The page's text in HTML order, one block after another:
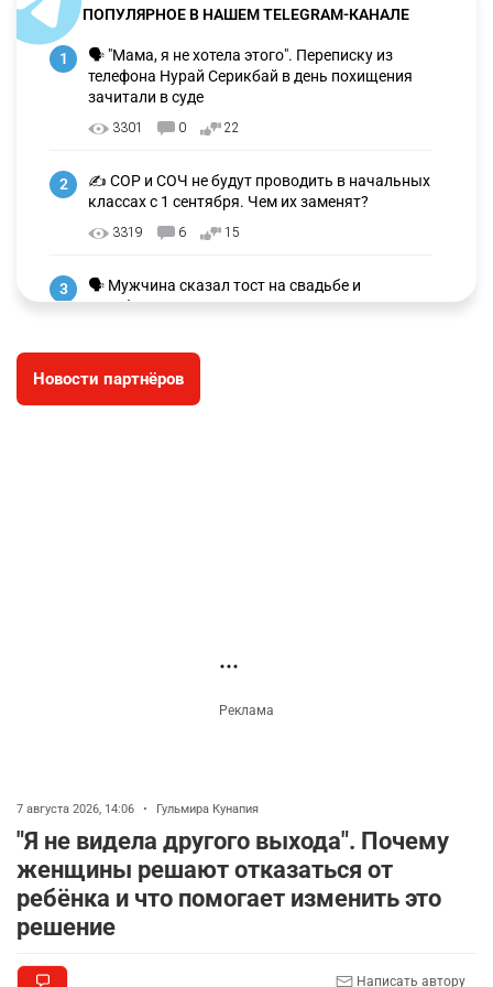
🗣 "Мама, я не хотела этого". Переписку из
телефона Нурай Серикбай в день похищения
зачитали в суде
Казахстане продолжают расти цены на
⚠️ Доброе утро, друзья! Предлагаем обзор
главных новостей за 4 августа
2814 0 1
6
🗣Глава государства направил телеграмму